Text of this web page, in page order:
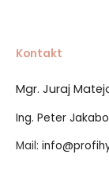
Kontakt
Mgr. Juraj
Ing. Peter
Mail: